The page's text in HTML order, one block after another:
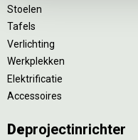
Stoelen
Tafels
Verlichting
Werkplekken
Elektrificatie
Accessoires
Deprojectinrichter